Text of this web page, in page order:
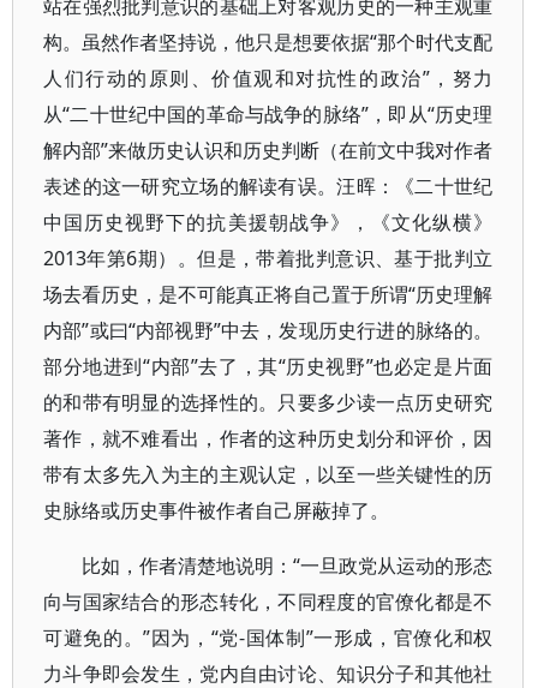
站在强烈批判意识的基础上对客观历史的一种主观重
构。虽然作者坚持说，他只是想要依据“那个时代支配
人们行动的原则、价值观和对抗性的政治”，努力
从“二十世纪中国的革命与战争的脉络”，即从“历史理
解内部”来做历史认识和历史判断（在前文中我对作者
表述的这一研究立场的解读有误。汪晖：《二十世纪
中国历史视野下的抗美援朝战争》，《文化纵横》
2013年第6期）。但是，带着批判意识、基于批判立
场去看历史，是不可能真正将自己置于所谓“历史理解
内部”或曰“内部视野”中去，发现历史行进的脉络的。
部分地进到“内部”去了，其“历史视野”也必定是片面
的和带有明显的选择性的。只要多少读一点历史研究
著作，就不难看出，作者的这种历史划分和评价，因
带有太多先入为主的主观认定，以至一些关键性的历
史脉络或历史事件被作者自己屏蔽掉了。
比如，作者清楚地说明：“一旦政党从运动的形态
向与国家结合的形态转化，不同程度的官僚化都是不
可避免的。”因为，“党-国体制”一形成，官僚化和权
力斗争即会发生，党内自由讨论、知识分子和其他社